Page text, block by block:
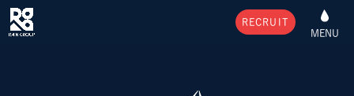
MENU
RECRUIT